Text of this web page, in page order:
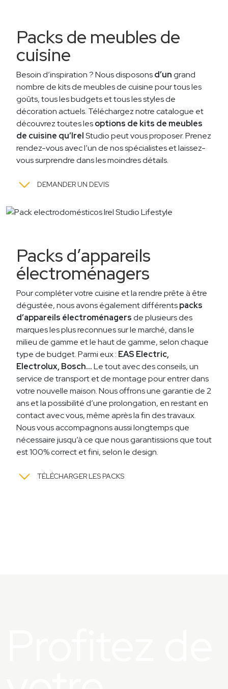
Packs de meubles de
cuisine
Besoin d’inspiration ? Nous disposonsd’ungrand
nombre de kits de meubles de cuisine pour tous les
goûts, tous les budgets et tous les styles de
décoration actuels. Téléchargez notre catalogue et
découvrez toutes lesoptions de kits de meubles
de cuisine qu’IrelStudio peut vous proposer. Prenez
rendez-vous avec l’un de nos spécialistes et laissez-
vous surprendre dans les moindres détails.
DEMANDER UN DEVIS
Packs d’appareils
électroménagers
Pour compléter votre cuisine et la rendre prête à être
dégustée, nous avons également différentspacks
d’appareils électroménagersde plusieurs des
marques les plus reconnues sur le marché, dans le
milieu de gamme et le haut de gamme, selon chaque
type de budget. Parmi eux : EAS Electric,
Electrolux, Bosch…Le tout avec des conseils, un
service de transport et de montage pour entrer dans
votre nouvelle maison. Nous offrons une garantie de 2
ans et la possibilité d’une prolongation, en restant en
contact avec vous, même après la fin des travaux.
Nous vous accompagnons aussi longtemps que
nécessaire jusqu’à ce que nous garantissions que tout
est 100% correct et fini, selon le design.
TÉLÉCHARGER LES PACKS